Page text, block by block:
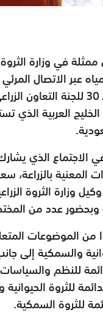
في وزارة الثروة
عبر الاتصال
الاجتماع التحضيري الـ 30 للجنة
العربية الذي
الاجتماع الذي
المعنية بالزراعة،
وزارة الثروة
وبحضور عدد من
من الموضوعات
والسمكية إلى
للنظم والسياسات
للثروة
للثروة السمكية.